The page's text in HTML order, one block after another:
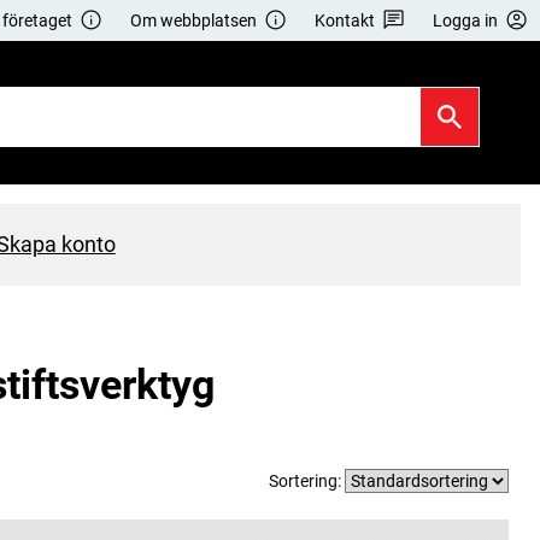
företaget Om webbplatsen Kontakt Logga in
konto
Sortering: